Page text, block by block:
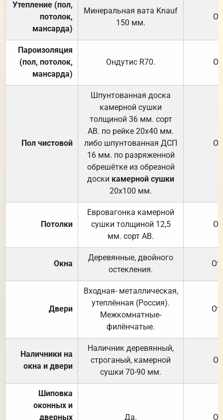
Утепление (пол,
потолок,
мансарда)
Минеральная вата Knauf
150 мм.
Пароизоляция
(пол, потолок,
мансарда)
Ондутис R70.
Пол чистовой
Шпунтованная доска
камерной сушки
толщиной 36 мм. сорт
АВ. по рейке 20х40 мм.
либо шпунтованная ДСП
16 мм. по разряженной
обрешётке из обрезной
доски камерной сушки
20х100 мм.
Потолки
Евровагонка камерной
сушки толщиной 12,5
мм. сорт АВ.
Окна
Деревянные, двойного
остекления.
Двери
Входная- металлическая,
утеплённая (Россия).
Межкомнатные-
филёнчатые.
Наличники на
окна и двери
Наличник деревянный,
строганый, камерной
сушки 70-90 мм.
Шиповка
оконных и
дверных
Да.